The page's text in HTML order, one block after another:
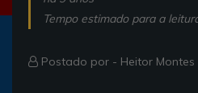
Tempo estimado para a
Postado por - Heitor Montes